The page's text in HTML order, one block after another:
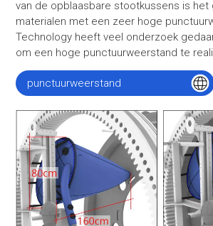
van de opblaasbare stootkussens is het
materialen met een zeer hoge
Technology heeft veel onderzoek
om een hoge punctuurweerstand te
punctuurweerstand